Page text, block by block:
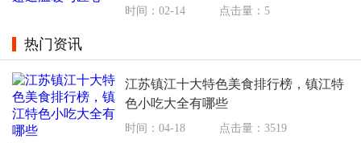
时间：02-14 点击量：5
热门资讯
江苏镇江十大特色美食排行榜，镇江特
色小吃大全有哪些
时间：04-18 点击量：3519